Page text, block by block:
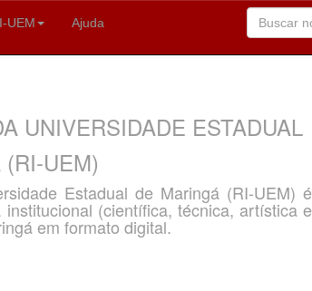
UEM Ajuda
UNIVERSIDADE ESTADUAL
UEM)
Estadual de Maringá (RI-UEM) é
(científica, técnica, artística e
em formato digital.